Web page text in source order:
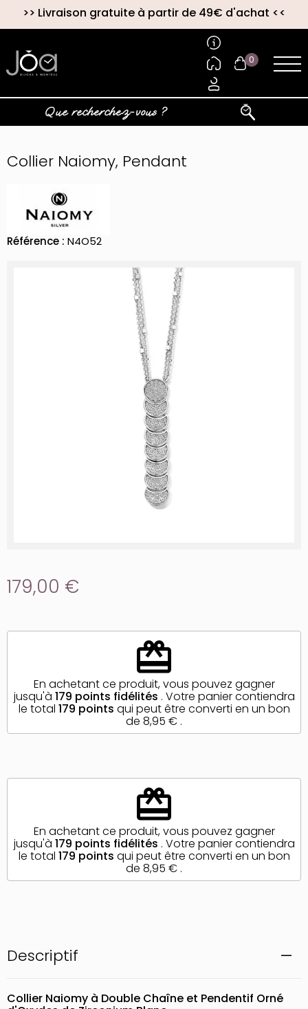
>> Livraison gratuite à partir de 49€ d'achat <<
0
Descriptif
Collier Naiomy à Double Chaîne et Pendentif Orné
Collier Naiomy, Pendant
Référence : N4O52
179,00 €
redeem
En achetant ce produit, vous pouvez gagner
jusqu'à 179 points fidélités . Votre panier contiendra
le total 179 points qui peut être converti en un bon
de 8,95 € .
redeem
En achetant ce produit, vous pouvez gagner
jusqu'à 179 points fidélités . Votre panier contiendra
le total 179 points qui peut être converti en un bon
de 8,95 € .